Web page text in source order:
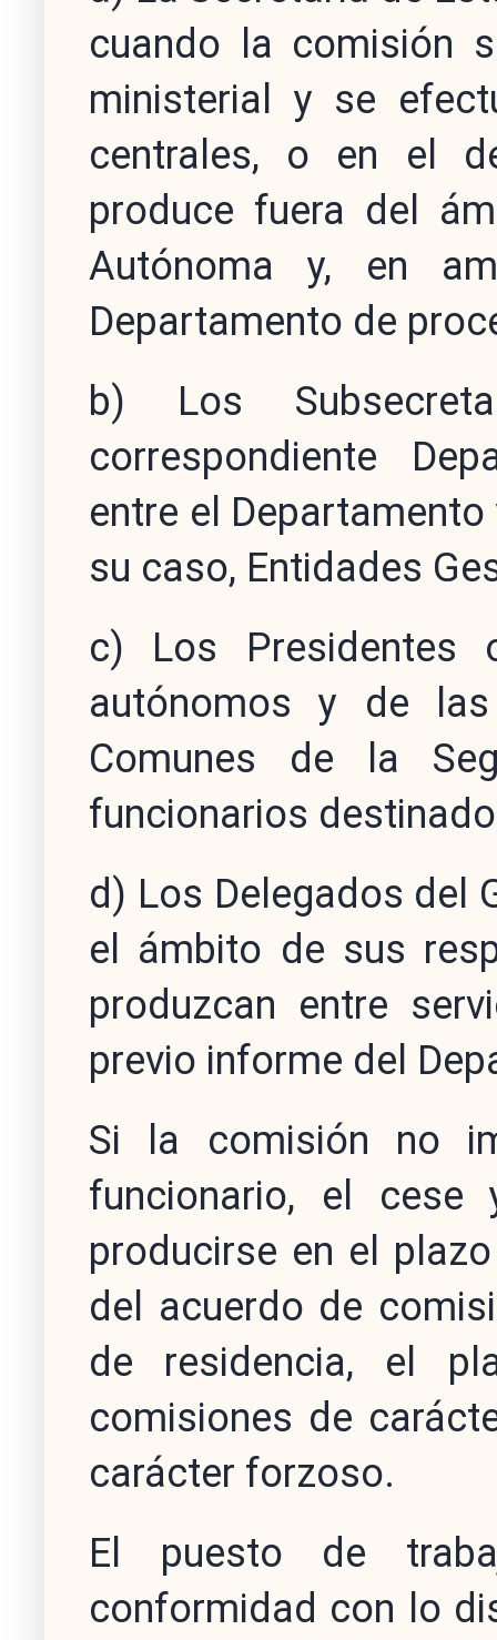
cuando la comisión
ministerial y se
centrales, o en el
produce fuera del
Autónoma y, en
Departamento de
b) Los
correspondiente
entre el
su caso, Entidades
c) Los Presidentes
autónomos y de
Comunes de la
funcionarios
d) Los Delegados del
el ámbito de sus
produzcan entre
previo informe del
Si la comisión no
funcionario, el
producirse en el
del acuerdo de
de residencia, el
comisiones de
carácter forzoso.
El puesto de
conformidad con lo